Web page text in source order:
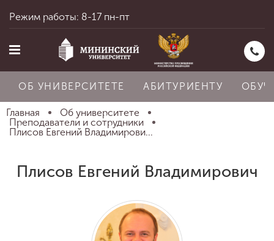
Абитуриенту
Режим работы: 8-17 пн-пт
ОБ УНИВЕРСИТЕТЕ АБИТУРИЕНТУ
Главная
Об университете
Преподаватели и сотрудники
Плисов Евгений Владимирови...
Плисов Евгений Владимирович